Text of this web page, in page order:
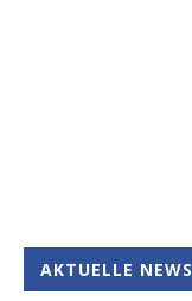
AKTUELLE NEWS